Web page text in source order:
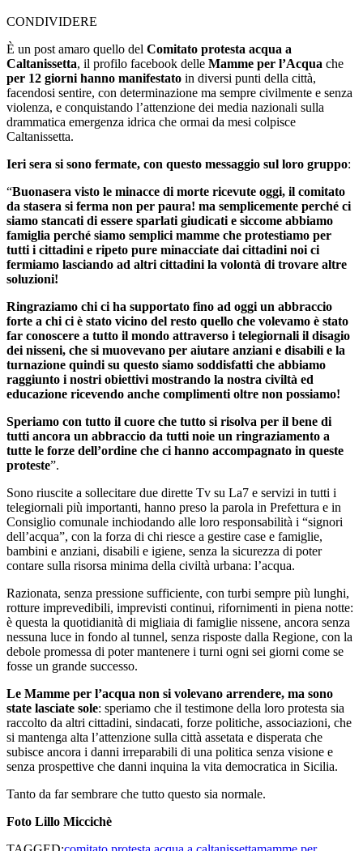
CONDIVIDERE
È un post amaro quello del Comitato protesta acqua a
Caltanissetta, il profilo facebook delle Mamme per l’Acqua che
per 12 giorni hanno manifestato in diversi punti della città,
facendosi sentire, con determinazione ma sempre civilmente e senza
violenza, e conquistando l’attenzione dei media nazionali sulla
drammatica emergenza idrica che ormai da mesi colpisce
Caltanissetta.
Ieri sera si sono fermate, con questo messaggio sul loro gruppo:
“Buonasera visto le minacce di morte ricevute oggi, il comitato
da stasera si ferma non per paura! ma semplicemente perché ci
siamo stancati di essere sparlati giudicati e siccome abbiamo
famiglia perché siamo semplici mamme che protestiamo per
tutti i cittadini e ripeto pure minacciate dai cittadini noi ci
fermiamo lasciando ad altri cittadini la volontà di trovare altre
soluzioni!
Ringraziamo chi ci ha supportato fino ad oggi un abbraccio
forte a chi ci è stato vicino del resto quello che volevamo è stato
far conoscere a tutto il mondo attraverso i telegiornali il disagio
dei nisseni, che si muovevano per aiutare anziani e disabili e la
turnazione quindi su questo siamo soddisfatti che abbiamo
raggiunto i nostri obiettivi mostrando la nostra civiltà ed
educazione ricevendo anche complimenti oltre non possiamo!
Speriamo con tutto il cuore che tutto si risolva per il bene di
tutti ancora un abbraccio da tutti noie un ringraziamento a
tutte le forze dell’ordine che ci hanno accompagnato in queste
proteste”.
Sono riuscite a sollecitare due dirette Tv su La7 e servizi in tutti i
telegiornali più importanti, hanno preso la parola in Prefettura e in
Consiglio comunale inchiodando alle loro responsabilità i “signori
dell’acqua”, con la forza di chi riesce a gestire case e famiglie,
bambini e anziani, disabili e igiene, senza la sicurezza di poter
contare sulla risorsa minima della civiltà urbana: l’acqua.
Razionata, senza pressione sufficiente, con turbi sempre più lunghi,
rotture imprevedibili, imprevisti continui, rifornimenti in piena notte:
è questa la quotidianità di migliaia di famiglie nissene, ancora senza
nessuna luce in fondo al tunnel, senza risposte dalla Regione, con la
debole promessa di poter mantenere i turni ogni sei giorni come se
fosse un grande successo.
Le Mamme per l’acqua non si volevano arrendere, ma sono
state lasciate sole: speriamo che il testimone della loro protesta sia
raccolto da altri cittadini, sindacati, forze politiche, associazioni, che
si mantenga alta l’attenzione sulla città assetata e disperata che
subisce ancora i danni irreparabili di una politica senza visione e
senza prospettive che danni inquina la vita democratica in Sicilia.
Tanto da far sembrare che tutto questo sia normale.
Foto Lillo Miccichè